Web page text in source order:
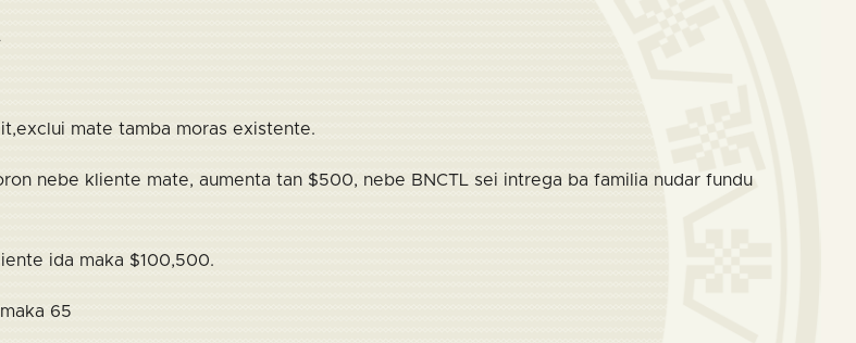
mate tamba moras existente.
nebe kliente mate, aumenta tan $500, nebe BNCTL sei intrega ba familia nudar fundu
ida maka $100,500.
65